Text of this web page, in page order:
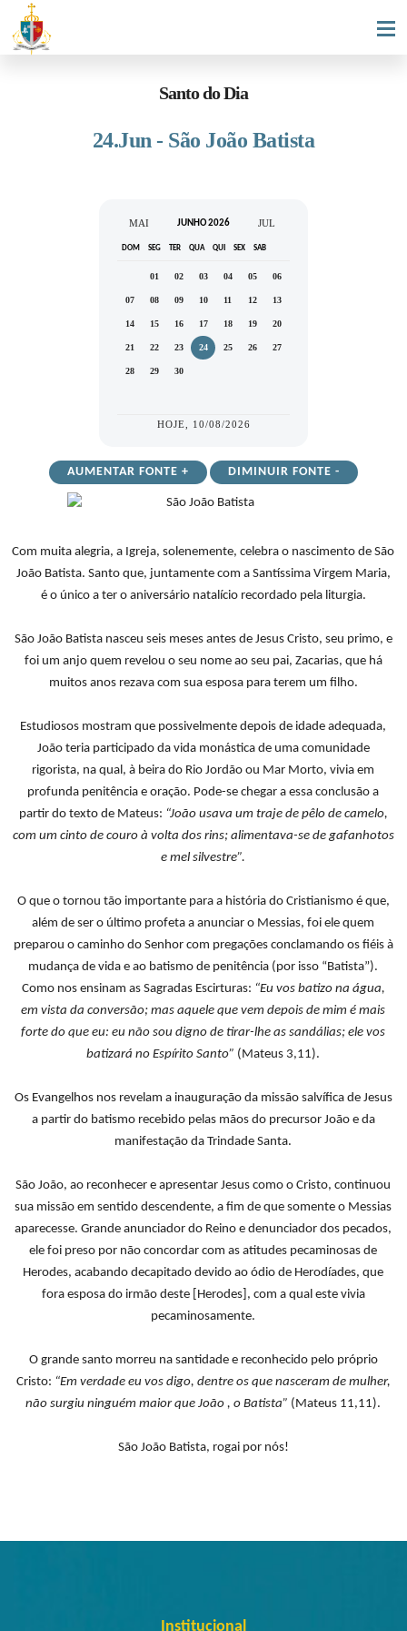
Santo do Dia
24.Jun - São João Batista
MAI JUNHO 2026 JUL
DOM SEG TER QUA QUI SEX SAB
01 02 03 04 05 06
07 08 09 10 11 12 13
14 15 16 17 18 19 20
21 22 23 24 25 26 27
28 29 30
HOJE, 10/08/2026
AUMENTAR FONTE + DIMINUIR FONTE -
Com muita alegria, a Igreja, solenemente, celebra o nascimento de São
João Batista. Santo que, juntamente com a Santíssima Virgem Maria,
é o único a ter o aniversário natalício recordado pela liturgia.
São João Batista nasceu seis meses antes de Jesus Cristo, seu primo, e
foi um anjo quem revelou o seu nome ao seu pai, Zacarias, que há
muitos anos rezava com sua esposa para terem um filho.
Estudiosos mostram que possivelmente depois de idade adequada,
João teria participado da vida monástica de uma comunidade
rigorista, na qual, à beira do Rio Jordão ou Mar Morto, vivia em
profunda penitência e oração. Pode-se chegar a essa conclusão a
partir do texto de Mateus: “João usava um traje de pêlo de camelo,
com um cinto de couro à volta dos rins; alimentava-se de gafanhotos
e mel silvestre”.
O que o tornou tão importante para a história do Cristianismo é que,
além de ser o último profeta a anunciar o Messias, foi ele quem
preparou o caminho do Senhor com pregações conclamando os fiéis à
mudança de vida e ao batismo de penitência (por isso “Batista”).
Como nos ensinam as Sagradas Escirturas: “Eu vos batizo na água,
em vista da conversão; mas aquele que vem depois de mim é mais
forte do que eu: eu não sou digno de tirar-lhe as sandálias; ele vos
batizará no Espírito Santo” (Mateus 3,11).
Os Evangelhos nos revelam a inauguração da missão salvífica de Jesus
a partir do batismo recebido pelas mãos do precursor João e da
manifestação da Trindade Santa.
São João, ao reconhecer e apresentar Jesus como o Cristo, continuou
sua missão em sentido descendente, a fim de que somente o Messias
aparecesse. Grande anunciador do Reino e denunciador dos pecados,
ele foi preso por não concordar com as atitudes pecaminosas de
Herodes, acabando decapitado devido ao ódio de Herodíades, que
fora esposa do irmão deste [Herodes], com a qual este vivia
pecaminosamente.
O grande santo morreu na santidade e reconhecido pelo próprio
Cristo: “Em verdade eu vos digo, dentre os que nasceram de mulher,
não surgiu ninguém maior que João , o Batista” (Mateus 11,11).
São João Batista, rogai por nós!
Institucional